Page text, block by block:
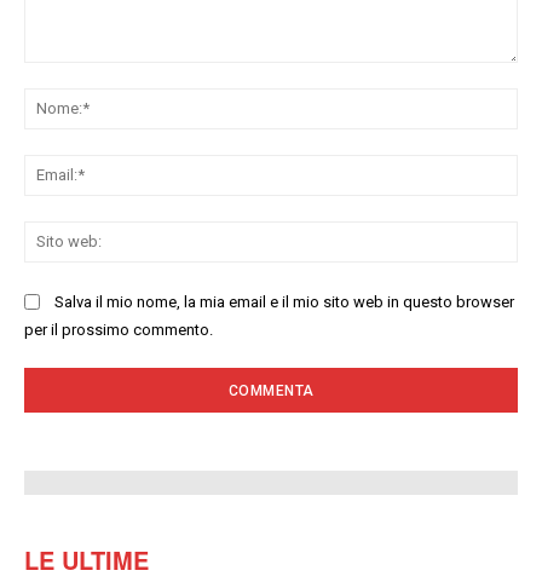
Salva il mio nome, la mia email e il mio sito web in questo browser
per il prossimo commento.
LE ULTIME